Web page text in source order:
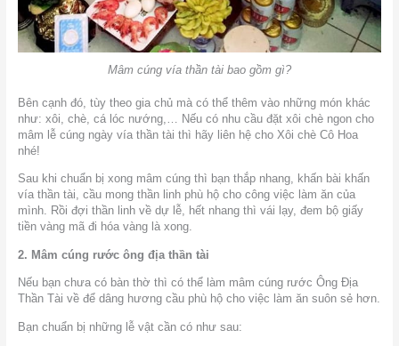
Mâm cúng vía thần tài bao gồm gì?
Bên cạnh đó, tùy theo gia chủ mà có thể thêm vào những món khác
như: xôi, chè, cá lóc nướng,… Nếu có nhu cầu đặt xôi chè ngon cho
mâm lễ cúng ngày vía thần tài thì hãy liên hệ cho Xôi chè Cô Hoa
nhé!
Sau khi chuẩn bị xong mâm cúng thì bạn thắp nhang, khấn bài khấn
vía thần tài, cầu mong thần linh phù hộ cho công việc làm ăn của
mình. Rồi đợi thần linh về dự lễ, hết nhang thì vái lạy, đem bộ giấy
tiền vàng mã đi hóa vàng là xong.
2. Mâm cúng rước ông địa thần tài
Nếu bạn chưa có bàn thờ thì có thể làm mâm cúng rước Ông Địa
Thần Tài về để dâng hương cầu phù hộ cho việc làm ăn suôn sẻ hơn.
Bạn chuẩn bị những lễ vật cần có như sau: